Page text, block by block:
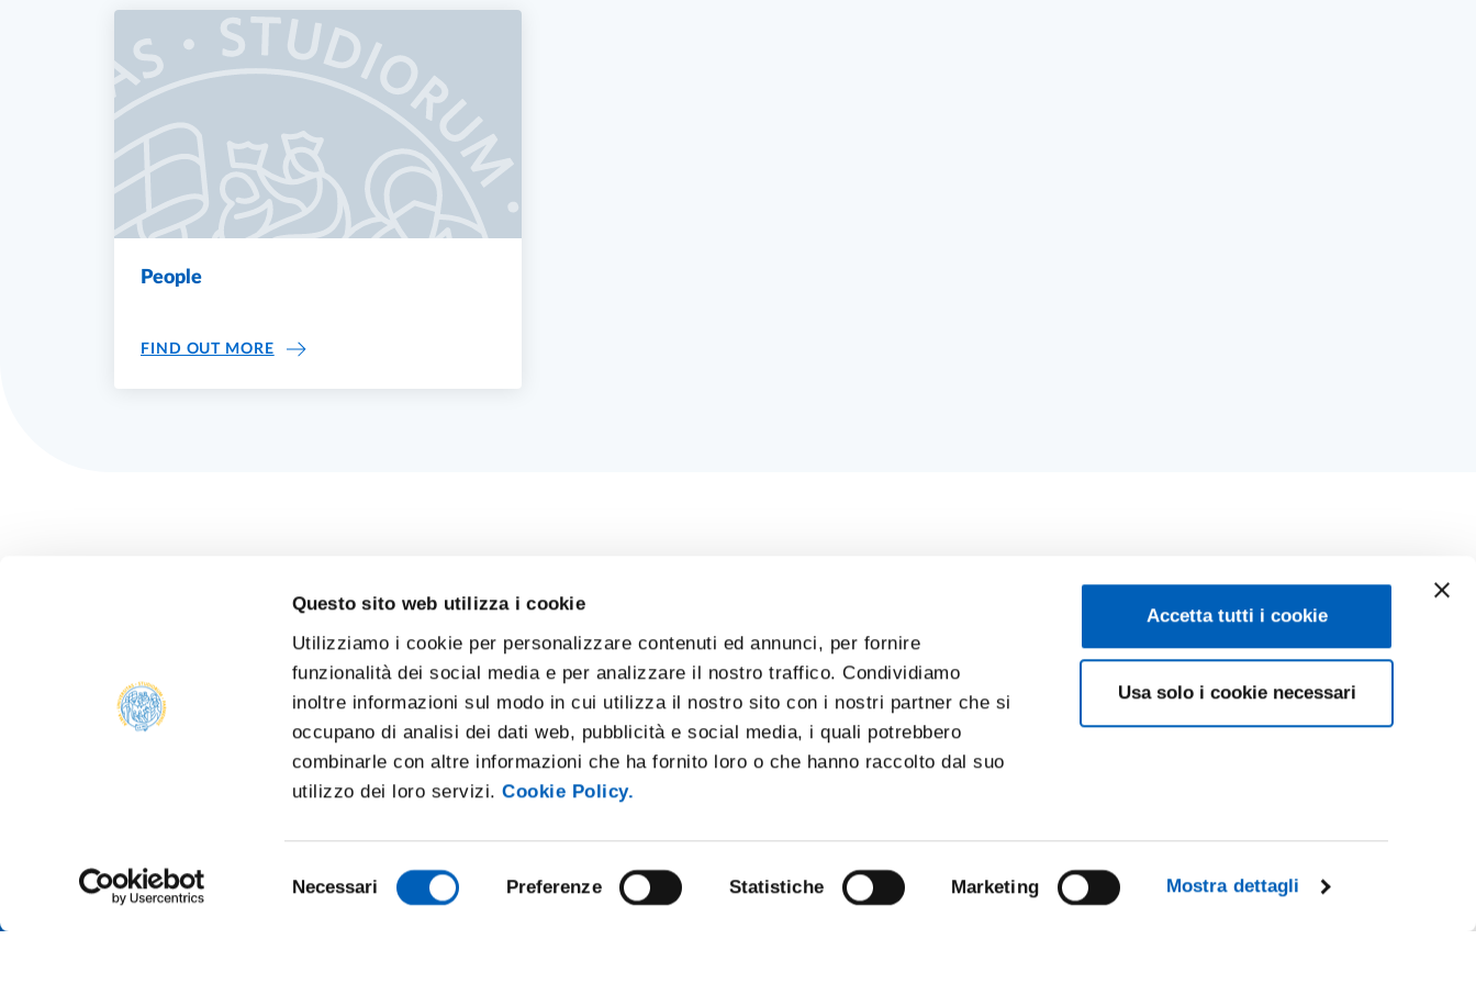
Questo sito web utilizza i cookie
Utilizziamo i cookie per personalizzare contenuti ed annunci, per fornire
funzionalità dei social media e per analizzare il nostro traffico. Condividiamo
inoltre informazioni sul modo in cui utilizza il nostro sito con i nostri partner che si
occupano di analisi dei dati web, pubblicità e social media, i quali potrebbero
combinarle con altre informazioni che ha fornito loro o che hanno raccolto dal suo
utilizzo dei loro servizi.Cookie Policy.
del
Necessari Preferenze Statistiche Marketing Mostra dettagli
Accetta tutti i cookie
Usa solo i cookie necessari
People
FIND OUT MOREPEOPLE